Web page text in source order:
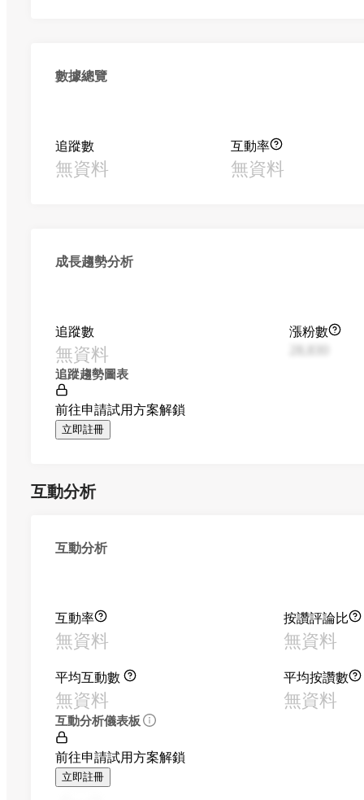
數據總覽
追蹤數
無資料
互動率
無資料
成長趨勢分析
追蹤數
無資料
漲粉數
追蹤趨勢圖表
前往申請試用方案解鎖
立即註冊
互動分析
互動分析
互動率
無資料
按讚評論比
無資料
平均互動數
無資料
平均按讚數
無資料
互動分析儀表板
前往申請試用方案解鎖
立即註冊